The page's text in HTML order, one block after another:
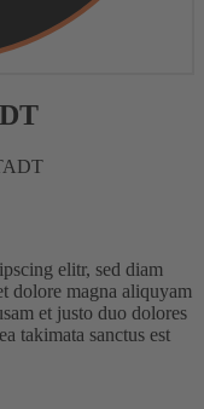
elitr, sed diam
dolore magna aliquyam
et justo duo dolores
takimata sanctus est